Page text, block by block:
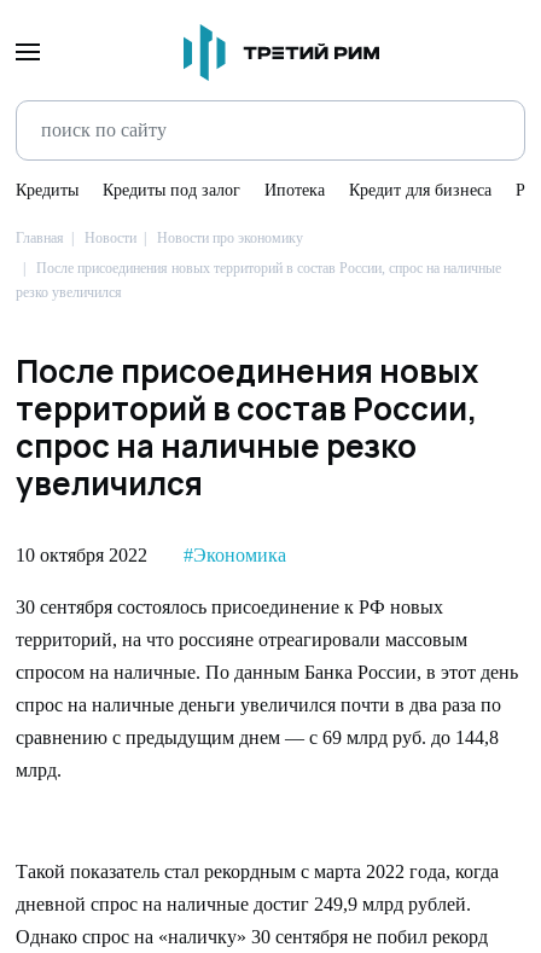
Кредиты Кредиты под залог Ипотека Кредит для бизнеса
Главная Новости
Новости про экономику
После присоединения новых территорий в состав России, спрос на наличные
резко увеличился
После присоединения новых
территорий в состав России,
спрос на наличные резко
увеличился
10 октября 2022 #Экономика
30 сентября состоялось присоединение к РФ новых
территорий, на что россияне отреагировали массовым
спросом на наличные. По данным Банка России, в этот день
спрос на наличные деньги увеличился почти в два раза по
сравнению с предыдущим днем — с 69 млрд руб. до 144,8
млрд.
Такой показатель стал рекордным с марта 2022 года, когда
дневной спрос на наличные достиг 249,9 млрд рублей.
Однако спрос на «наличку» 30 сентября не побил рекорд